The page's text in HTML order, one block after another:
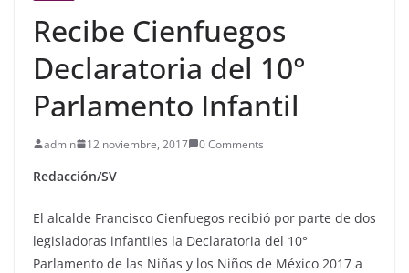
Recibe Cienfuegos
Declaratoria del 10°
Parlamento Infantil
admin 12 noviembre, 2017 0 Comments
Redacción/SV
El alcalde Francisco Cienfuegos recibió por parte de dos
legisladoras infantiles la Declaratoria del 10°
Parlamento de las Niñas y los Niños de México 2017 a